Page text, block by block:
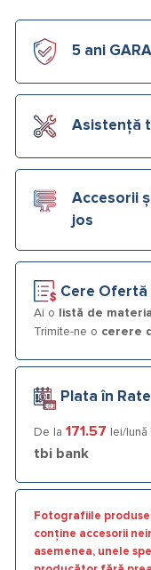
5 ani
Asistență
Accesorii
jos
Cere Ofertă
Ai o listă de
Trimite-ne o cerere
Plata în
De la 171.57 lei/lună
tbi bank
Fotografiile
conține accesorii
asemenea, unele